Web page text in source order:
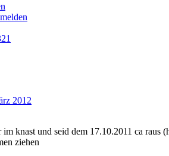
2012
knast und seid dem 17.10.2011 ca raus
ziehen